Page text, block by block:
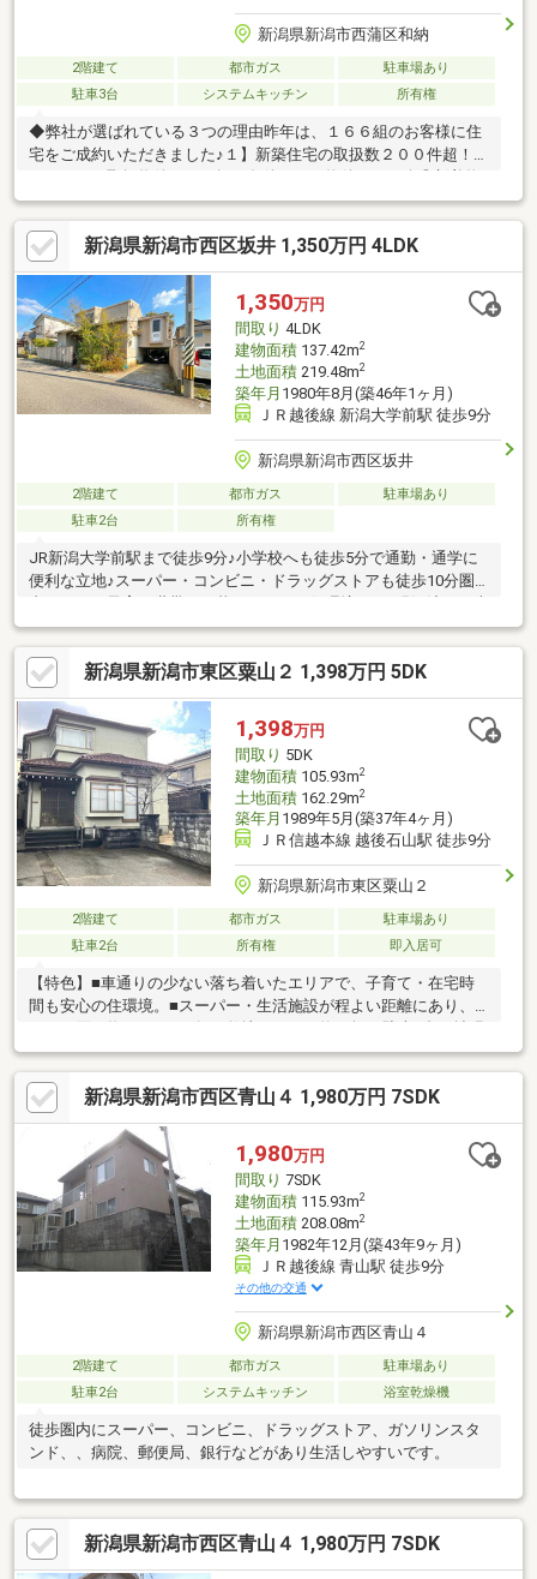
新潟県新潟市西蒲区和納
2階建て 都市ガス
駐車場あり
駐車3台
システムキッチン 所有権
◆弊社が選ばれている３つの理由昨年は、１６６組のお客様に住
宅をご成約いただきました♪１】新築住宅の取扱数２００件超！◎
件や価格改定物件もいち早くご提供２】売って終わりにしない、
充実のアフターサービス体制◎アフターサービスの専門スタッフ
が、迅速・丁寧にご対応◎ご購入後のお困り事も、充実した体制
で手厚くサポート◎年中無休！３６５日スピード対応３】新潟で
は弊社だけ《SBI新生銀行 提携ローン》◎業界最安水準の低金利
０.９３%◎対面でのお手続きも可能◎頭金無しでもOK
新潟県新潟市西区坂井 1,350万円 4LDK
1,350万円
間取り 4LDK
建物面積137.42m2
土地面積219.48m2
築年月 1980年8月(築46年1ヶ月)
ＪＲ越後線 新潟大学前駅 徒歩9分
新潟県新潟市西区坂井
2階建て 都市ガス
駐車場あり
駐車2台
所有権
JR新潟大学前駅まで徒歩9分♪小学校へも徒歩5分で通勤・通学に
便利な立地♪スーパー・コンビニ・ドラッグストアも徒歩10分圏
主の契約不適合責任免責◎清水フードセンターまで徒歩7分◎セブ
ンイレブンまで徒歩3分◎クスリのアオキまで徒歩9分◎新通小学
校まで徒歩5分◎坂井輪中学校まで徒歩15分
新潟県新潟市東区粟山２ 1,398万円 5DK
1,398万円
間取り 5DK
建物面積105.93m2
土地面積162.29m2
築年月 1989年5月(築37年4ヶ月)
ＪＲ信越本線 越後石山駅 徒歩9分
新潟県新潟市東区粟山２
2階建て 都市ガス
駐車場あり
駐車2台
所有権 即入居可
【特色】■車通りの少ない落ち着いたエリアで、子育て・在宅時
間も安心の住環境。■スーパー・生活施設が程よい距離にあり、
もできる柔軟な敷地計画。■5DKで部屋数が多く、家族の成長や二
世帯利用にも対応できる間取り。【小中学校】南中野山小学校 約
600m東石山中学校 約1600m当社ホームページではSUUMOには載
っていない物件資料を確認することができます♪住宅に関すること
なら、「年間取引件数500件以上」の実績があるハーバーエステ
ートになんでもご相談ください。
新潟県新潟市西区青山４ 1,980万円 7SDK
1,980万円
間取り 7SDK
建物面積115.93m2
土地面積208.08m2
築年月 1982年12月(築43年9ヶ月)
ＪＲ越後線 青山駅 徒歩9分
その他の交通
新潟県新潟市西区青山４
2階建て 都市ガス
駐車場あり
駐車2台
システムキッチン 浴室乾燥機
徒歩圏内にスーパー、コンビニ、ドラッグストア、ガソリンスタ
ンド、、病院、郵便局、銀行などがあり生活しやすいです。
新潟県新潟市西区青山４ 1,980万円 7SDK